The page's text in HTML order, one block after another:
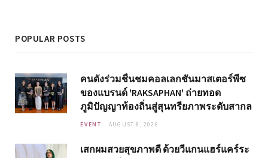
POPULAR POSTS
คนดังร่วมชื่นชมคอลเลกชันมาสเตอร์พีซ
ของแบรนด์ 'RAKSAPHAN' ถ่ายทอด
ภูมิปัญญาท้องถิ่นสู่สุนทรียภาพระดับสากล
EVENT AUGUST 8, 2026
เสกผมสวยสุขภาพดี ด้วยวีแกนแฮร์แคร์ระ